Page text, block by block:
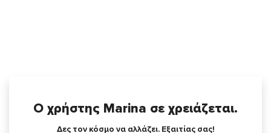
Ο χρήστης Marina σε χρειάζεται.
Δες τον κόσμο να αλλάζει. Εξαιτίας σας!